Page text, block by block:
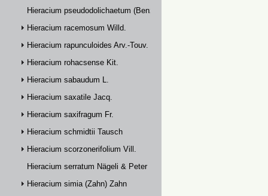
Hieracium pseudodolichaetum (Benz & Zahn) Zahn
Hieracium racemosum Willd.
Hieracium rapunculoides Arv.-Touv.
Hieracium rohacsense Kit.
Hieracium sabaudum L.
Hieracium saxatile Jacq.
Hieracium saxifragum Fr.
Hieracium schmidtii Tausch
Hieracium scorzonerifolium Vill.
Hieracium serratum Nägeli & Peter
Hieracium simia (Zahn) Zahn